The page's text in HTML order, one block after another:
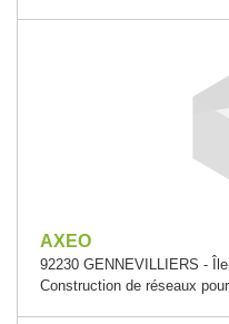
AXEO
92230 GENNEVILLIERS -
Construction de réseaux